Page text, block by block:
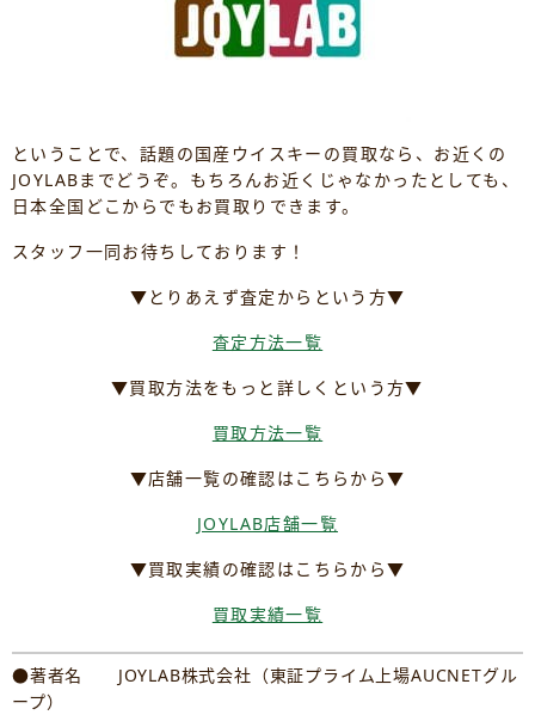
ということで、話題の国産ウイスキーの買取なら、お近くの
JOYLABまでどうぞ。もちろんお近くじゃなかったとしても、
日本全国どこからでもお買取りできます。
スタッフ一同お待ちしております！
▼とりあえず査定からという方▼
査定方法一覧
▼買取方法をもっと詳しくという方▼
買取方法一覧
▼店舗一覧の確認はこちらから▼
JOYLAB店舗一覧
▼買取実績の確認はこちらから▼
買取実績一覧
●著者名 JOYLAB株式会社（東証プライム上場AUCNETグル
ープ）